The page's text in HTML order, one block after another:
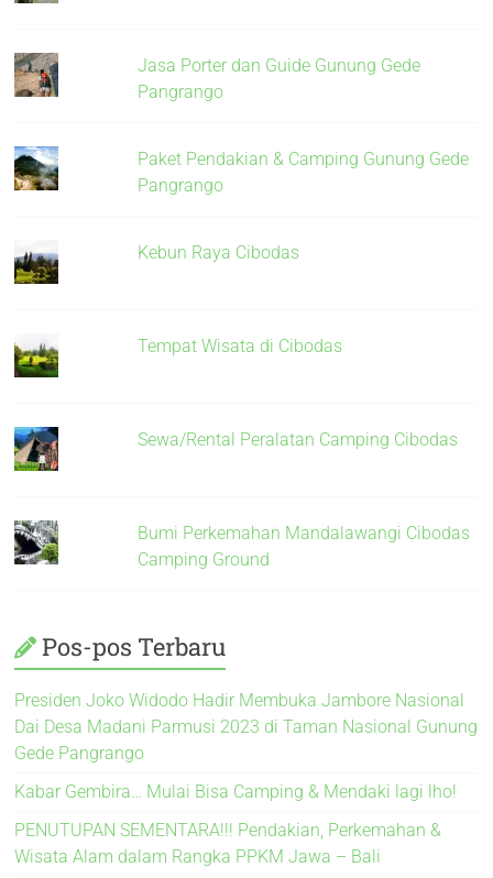
Jasa Porter dan Guide Gunung Gede
Pangrango
Paket Pendakian & Camping Gunung Gede
Pangrango
Kebun Raya Cibodas
Tempat Wisata di Cibodas
Sewa/Rental Peralatan Camping Cibodas
Bumi Perkemahan Mandalawangi Cibodas
Camping Ground
Pos-pos Terbaru
Presiden Joko Widodo Hadir Membuka Jambore Nasional
Dai Desa Madani Parmusi 2023 di Taman Nasional Gunung
Gede Pangrango
Kabar Gembira… Mulai Bisa Camping & Mendaki lagi lho!
PENUTUPAN SEMENTARA!!! Pendakian, Perkemahan &
Wisata Alam dalam Rangka PPKM Jawa – Bali